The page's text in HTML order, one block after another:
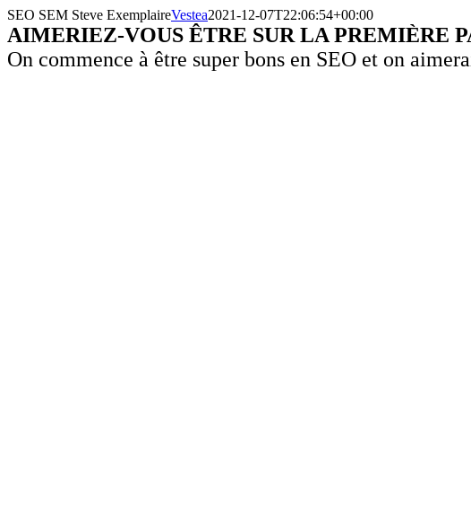
Passer
au
contenu
SEO SEM Steve ExemplaireVestea2021-12-07T22:06:54+00:00
AIMERIEZ-VOUS ÊTRE SUR LA PREMIÈRE
On commence à être super bons en SEO et on